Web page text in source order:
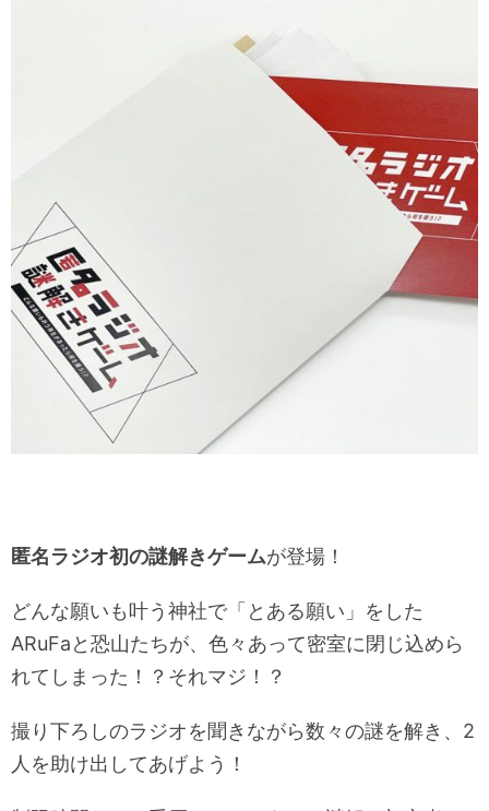
匿名ラジオ初の謎解きゲームが登場！
どんな願いも叶う神社で「とある願い」をした
ARuFaと恐山たちが、色々あって密室に閉じ込めら
れてしまった！？それマジ！？
撮り下ろしのラジオを聞きながら数々の謎を解き、2
人を助け出してあげよう！